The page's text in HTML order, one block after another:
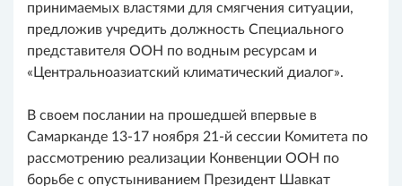
принимаемых властями для смягчения ситуации,
предложив учредить должность Специального
представителя ООН по водным ресурсам и
«Центральноазиатский климатический диалог».
В своем послании на прошедшей впервые в
Самарканде 13-17 ноября 21-й сессии Комитета по
рассмотрению реализации Конвенции ООН по
борьбе с опустыниванием Президент Шавкат